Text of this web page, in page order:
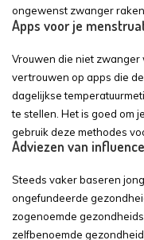
ongewenst zwanger raken.
Apps voor je
Vrouwen die niet
vertrouwen op apps die
dagelijkse
te stellen. Het is goed om
gebruik deze methodes
Adviezen van
Steeds vaker baseren
ongefundeerde
zogenoemde
zelfbenoemde